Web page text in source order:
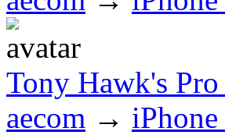
Tony Hawk's Pro
aecom →